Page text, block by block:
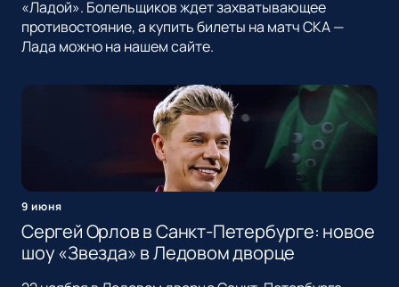
«Ладой». Болельщиков ждет захватывающее
противостояние, а купить билеты на матч СКА —
Лада можно на нашем сайте.
9 июня
Сергей Орлов в Санкт-Петербурге: новое
шоу «Звезда» в Ледовом дворце